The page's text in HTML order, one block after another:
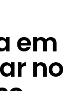
em
no